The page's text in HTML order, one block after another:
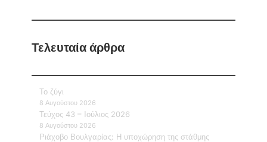
Τελευταία άρθρα
Το ζύγι
8 Αυγούστου 2026
Τεύχος 43 – Ιούλιος 2026
8 Αυγούστου 2026
Ριάχοβο Βουλγαρίας: Η υποχώρηση της στάθμης